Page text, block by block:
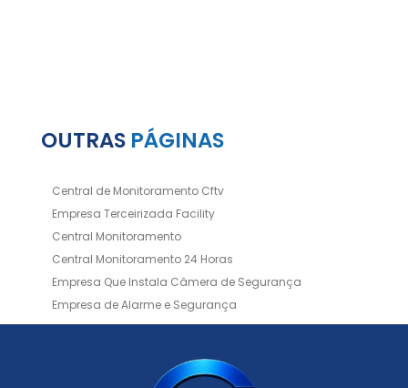
OUTRAS PÁGINAS
Central de Monitoramento Cftv
Empresa Terceirizada Facility
Central Monitoramento
Central Monitoramento 24 Horas
Empresa Que Instala Câmera de Segurança
Empresa de Alarme e Segurança
Empresa de Alarmes
Empresa de Facilities
Empresa de Instalação de Câmeras de Segurança